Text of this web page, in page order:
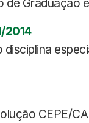
Graduação
2014
disciplina
CEPE/